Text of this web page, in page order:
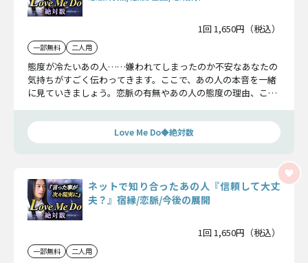
1回 1,650円（税込）
一部無料 二人用
態度が冷たいあの人……嫌われてしまったのか不安なあなたの
気持ちがすごく伝わってきます。ここで、あの人の本音を一緒
に見ていきましょう。恋脈の有無やあの人の態度の理由、この
Love Me Do◆絶対数
ネットで知り合ったあの人『信頼して大丈
夫？』宿縁/恋脈/今後の展開
1回 1,650円（税込）
一部無料 二人用